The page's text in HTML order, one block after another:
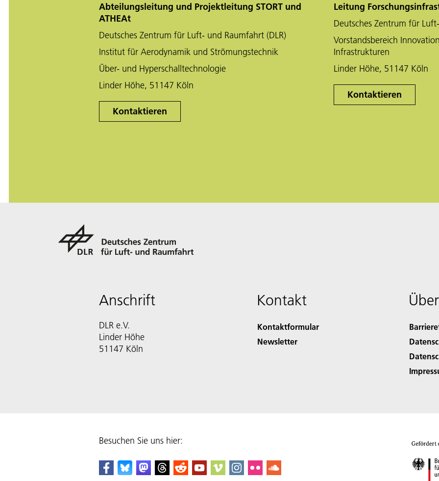
Abteilungsleitung und Projektleitung STORT und
ATHEAt
Deutsches Zentrum für Luft- und Raumfahrt (DLR)
Institut für Aerodynamik und Strömungstechnik
Über- und Hyperschalltechnologie
Linder Höhe, 51147 Köln
Kontaktieren
Leitung
Deutsches Zentrum für
Vorstandsbereich
Infrastrukturen
Linder Höhe, 51147 Köln
Kontaktieren
Anschrift
DLR e.V.
Linder Höhe
51147 Köln
Kontakt
Kontaktformular
Newsletter
Besuchen Sie uns hier: